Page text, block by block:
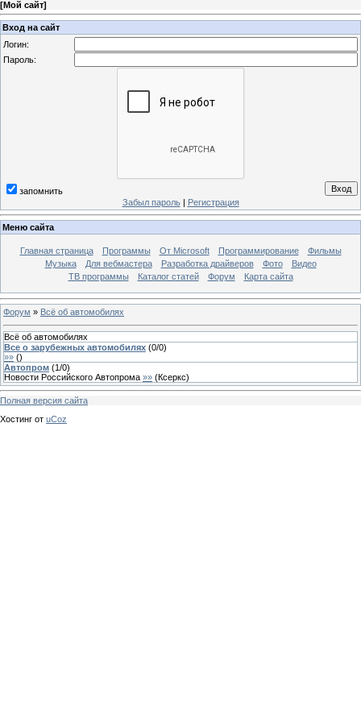
[Мой сайт]
Вход на сайт
Логин:
Пароль:
запомнить
Забыл пароль| Регистрация
Меню сайта
Главная страница Программы От Microsoft Программирование
Фильмы
Музыка
Для вебмастера Разработка драйверов Фото
Видео
ТВ программы
Каталог статей Форум Карта сайта
Форум » Всё об автомобилях
Всё об автомобилях
Все о зарубежных автомобилях (0/0)
»» ()
Автопром (1/0)
Новости Российского Автопрома »» (Ксеркс)
Полная версия сайта
Хостинг от uCoz